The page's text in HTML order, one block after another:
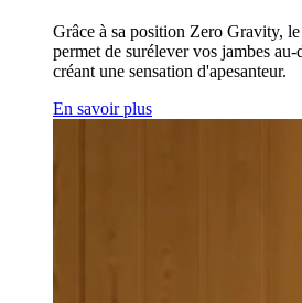
Grâce à sa position Zero Gravity, le
permet de surélever vos jambes
créant une sensation d'apesanteur.
En savoir plus